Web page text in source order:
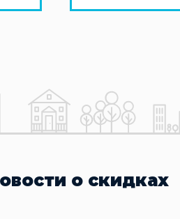
о скидках